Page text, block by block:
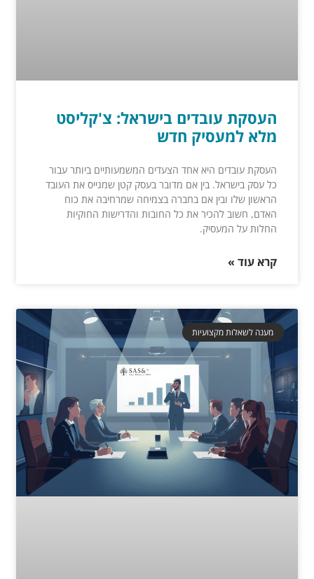
העסקת עובדים בישראל: צ'קליסט
מלא למעסיק חדש
העסקת עובדים היא אחד הצעדים המשמעותיים ביותר עבור
כל עסק בישראל. בין אם מדובר בעסק קטן שמגייס את העובד
הראשון שלו ובין אם בחברה בצמיחה שמרחיבה את כוח
האדם, חשוב להכיר את כל החובות והדרישות החוקיות
החלות על המעסיק.
קרא עוד »
מענה לשאלות מקצועיות